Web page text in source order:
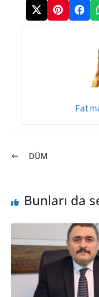
DÜM
Bunları da